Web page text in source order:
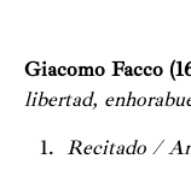
Giacomo Facco
libertad,
Recitado /